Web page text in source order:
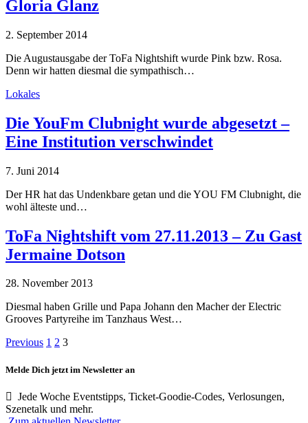
Gloria Glanz
2. September 2014
Die Augustausgabe der ToFa Nightshift wurde Pink bzw. Rosa.
Denn wir hatten diesmal die sympathisch…
Lokales
Die YouFm Clubnight wurde abgesetzt –
Eine Institution verschwindet
7. Juni 2014
Der HR hat das Undenkbare getan und die YOU FM Clubnight, die
wohl älteste und…
ToFa Nightshift vom 27.11.2013 – Zu Gast
Jermaine Dotson
28. November 2013
Diesmal haben Grille und Papa Johann den Macher der Electric
Grooves Partyreihe im Tanzhaus West…
Previous 1 2 3
Melde Dich jetzt im Newsletter an
Jede Woche Eventstipps, Ticket-Goodie-Codes, Verlosungen,
Szenetalk und mehr.